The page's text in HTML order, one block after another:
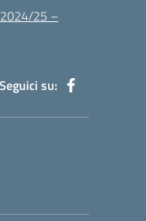
25 –
Seguici su: